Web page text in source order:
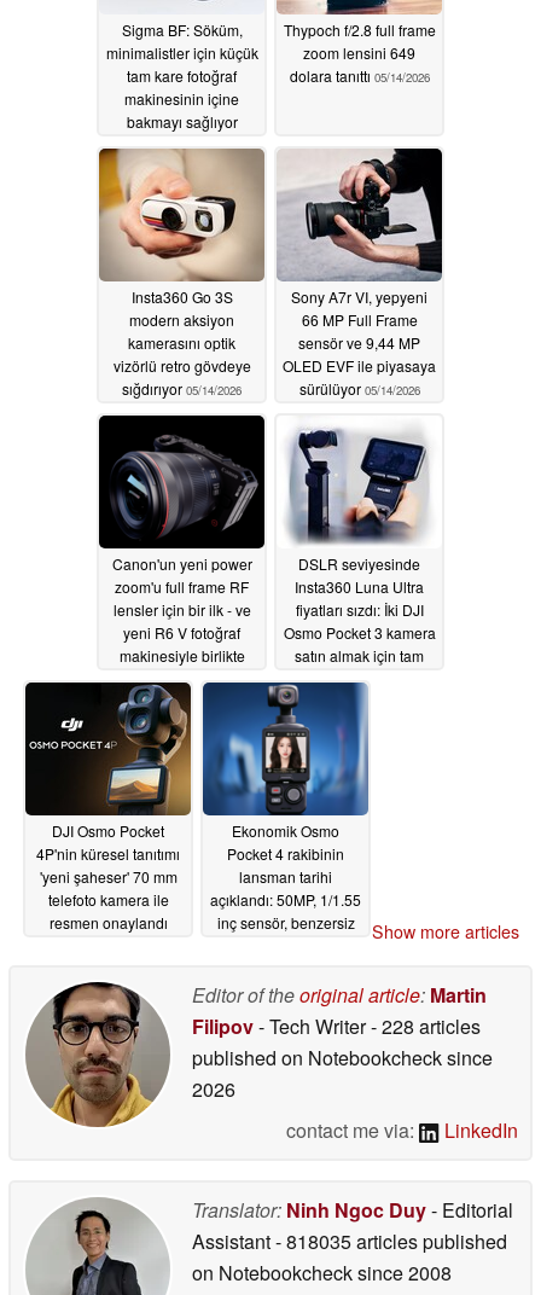
Sigma BF: Söküm,
minimalistler için küçük
tam kare fotoğraf
makinesinin içine
bakmayı sağlıyor
05/15/2026
Thypoch f/2.8 full frame
zoom lensini 649
dolara tanıttı 05/14/2026
Insta360 Go 3S
modern aksiyon
kamerasını optik
vizörlü retro gövdeye
sığdırıyor 05/14/2026
Sony A7r VI, yepyeni
66 MP Full Frame
sensör ve 9,44 MP
OLED EVF ile piyasaya
sürülüyor 05/14/2026
Canon'un yeni power
zoom'u full frame RF
lensler için bir ilk - ve
yeni R6 V fotoğraf
makinesiyle birlikte
geliyor05/14/2026
DSLR seviyesinde
Insta360 Luna Ultra
fiyatları sızdı: İki DJI
Osmo Pocket 3 kamera
satın almak için tam
paket mi?05/12/2026
DJI Osmo Pocket
4P'nin küresel tanıtımı
'yeni şaheser' 70 mm
telefoto kamera ile
resmen onaylandı
Ekonomik Osmo
Pocket 4 rakibinin
lansman tarihi
açıklandı: 50MP, 1/1.55
inç sensör, benzersiz
Show more articles
Editor of theoriginal article: Martin
Filipov- Tech Writer- 228 articles
published on Notebookchecksince
2026
contact me via:
LinkedIn
Translator: Ninh Ngoc Duy- Editorial
Assistant- 818035 articles published
on Notebookchecksince 2008